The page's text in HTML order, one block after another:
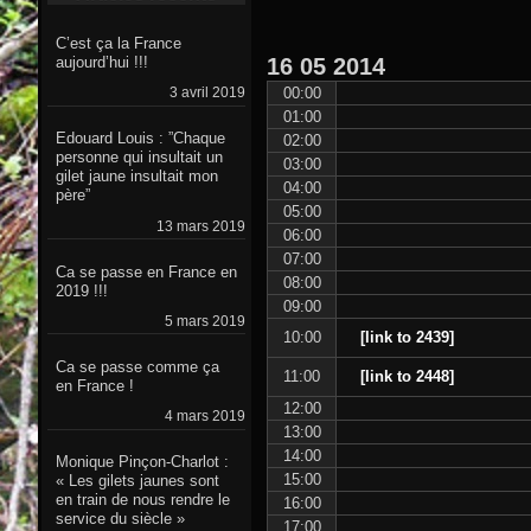
16 05 2014
00:00
01:00
02:00
03:00
04:00
05:00
06:00
07:00
08:00
09:00
10:00
[link to 2439]
11:00
[link to 2448]
12:00
13:00
14:00
15:00
16:00
17:00
C’est ça la France
aujourd’hui !!!
3 avril 2019
Edouard Louis : ”Chaque
personne qui insultait un
gilet jaune insultait mon
père”
13 mars 2019
Ca se passe en France en
2019 !!!
5 mars 2019
Ca se passe comme ça
en France !
4 mars 2019
Monique Pinçon-Charlot :
« Les gilets jaunes sont
en train de nous rendre le
service du siècle »